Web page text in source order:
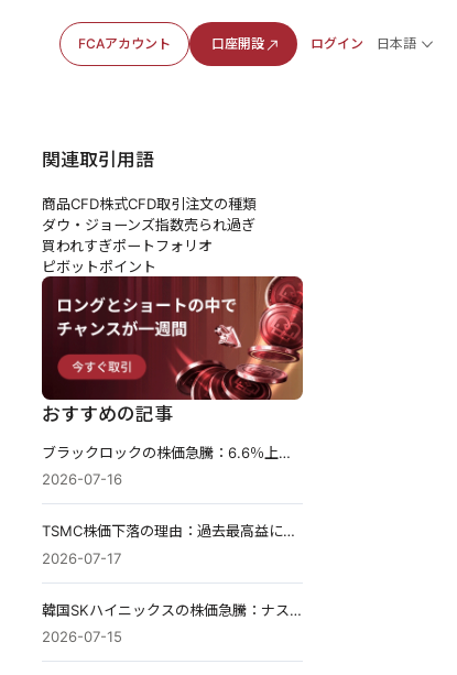
FCAアカウント 口座開設 ログイン 日本語
関連取引用語
商品CFD株式CFD取引注文の種類
ダウ・ジョーンズ指数売られ過ぎ
買われすぎポートフォリオ
ピボットポイント
おすすめの記事
ブラックロックの株価急騰：6.6％上昇し、資産総額が歴史的な15兆ドルを突破。
2026-07-16
TSMC株価下落の理由：過去最高益にもかかわらず下落。
2026-07-17
韓国SKハイニックスの株価急騰：ナスダックで27%急騰、AI株の大規模上昇の裏側。
2026-07-15